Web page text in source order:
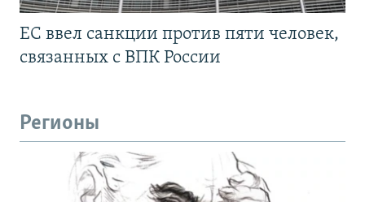
ЕС ввел санкции против пяти человек,
связанных с ВПК России
Регионы